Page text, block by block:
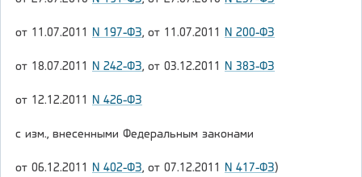
от 11.07.2011 N 197-ФЗ, от 11.07.2011 N 200-ФЗ
от 18.07.2011 N 242-ФЗ, от 03.12.2011 N 383-ФЗ
от 12.12.2011 N 426-ФЗ
с изм., внесенными Федеральным законами
от 06.12.2011 N 402-ФЗ, от 07.12.2011 N 417-ФЗ)